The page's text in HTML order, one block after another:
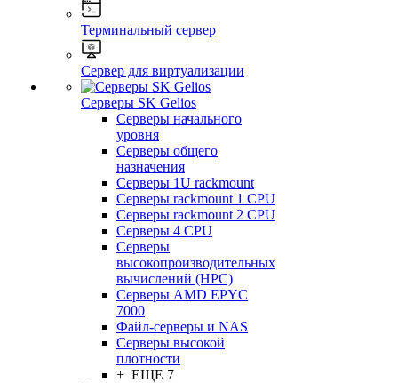
Терминальный сервер
Сервер для виртуализации
Серверы SK Gelios
Серверы начального
уровня
Серверы общего
назначения
Серверы 1U rackmount
Серверы rackmount 1 CPU
Серверы rackmount 2 CPU
Серверы 4 CPU
Серверы
высокопроизводительных
вычислений (HPC)
Серверы AMD EPYC
7000
Файл-серверы и NAS
Серверы высокой
плотности
+ ЕЩЕ 7